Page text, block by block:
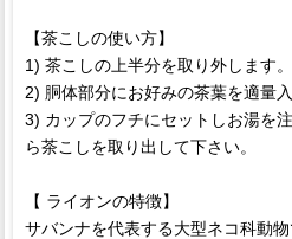
【茶こしの使い方】
1) 茶こしの上半分を取り外します。
2) 胴体部分にお好みの茶葉を適量
3) カップのフチにセットしお湯を
ら茶こしを取り出して下さい。
【 ライオンの特徴】
サバンナを代表する大型ネコ科動